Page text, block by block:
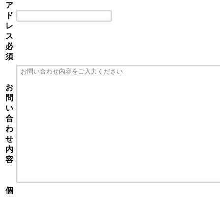
ア
ド
レ
ス
必
須
お
問
い
合
わ
せ
内
容
個